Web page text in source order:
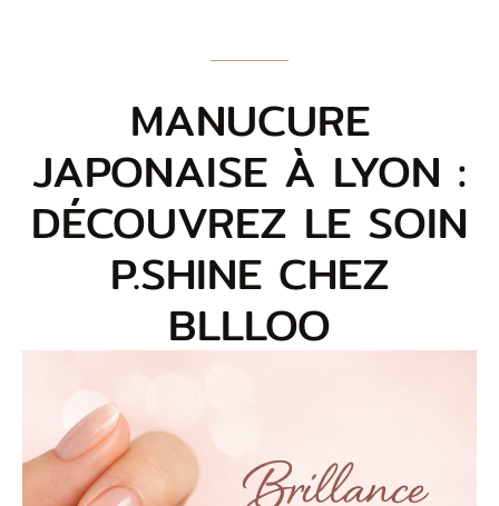
MANUCURE
JAPONAISE À LYON :
DÉCOUVREZ LE SOIN
P.SHINE CHEZ
BLLLOO